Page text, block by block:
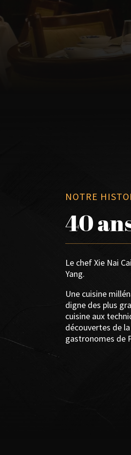
NOTRE
40
Le chef Xie Nai
Yang.
Une cuisine
digne des plus
cuisine aux
découvertes de
gastronomes de